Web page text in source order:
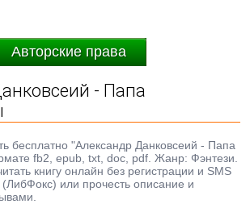
Авторские права
- Папа
бесплатно "Александр Данковсеий - Папа
fb2, epub, txt, doc, pdf. Жанр: Фэнтези.
книгу онлайн без регистрации и SMS
или прочесть описание и